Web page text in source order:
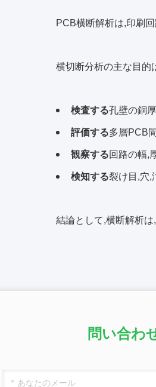
PCB横断解析は,印刷
横切断分析の主な目的
検査する孔壁の銅
評価する多層PCB
観察する回路の幅,
検知する裂け目,穴,
結論として,横断解析
問い合わ